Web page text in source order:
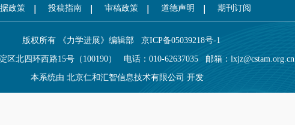
政策 投稿指南 审稿政策 道德声明 期刊订阅
版权所有 《力学进展》编辑部 京ICP备05039218号-1
区北四环西路15号（100190） 电话：010-62637035 邮箱： lxjz@cstam.org.cn
本系统由 北京仁和汇智信息技术有限公司 开发